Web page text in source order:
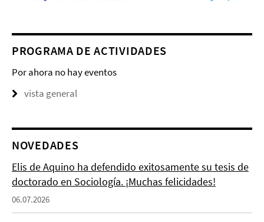
PROGRAMA DE ACTIVIDADES
Por ahora no hay eventos
vista general
NOVEDADES
Elis de Aquino ha defendido exitosamente su tesis de
doctorado en Sociología. ¡Muchas felicidades!
06.07.2026